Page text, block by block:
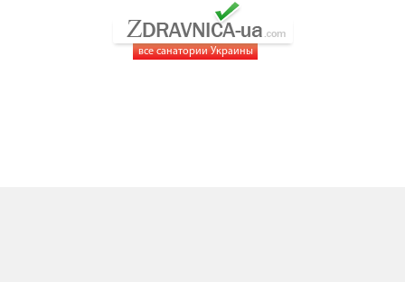
все санатории Украины